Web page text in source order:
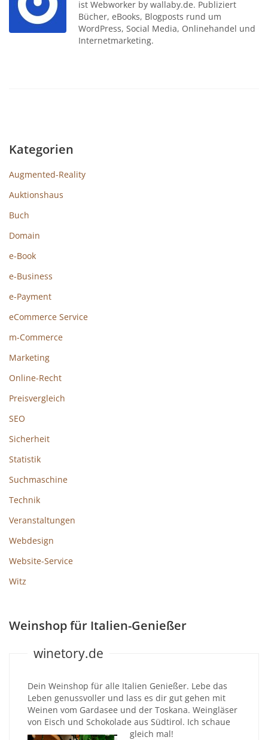
ist Webworker by wallaby.de. Publiziert
Bücher, eBooks, Blogposts rund um
WordPress, Social Media, Onlinehandel und
Internetmarketing.
Kategorien
Augmented-Reality
Auktionshaus
Buch
Domain
e-Book
e-Business
e-Payment
eCommerce Service
m-Commerce
Marketing
Online-Recht
Preisvergleich
SEO
Sicherheit
Statistik
Suchmaschine
Technik
Veranstaltungen
Webdesign
Website-Service
Witz
Weinshop für Italien-Genießer
winetory.de
Dein Weinshop für alle Italien Genießer. Lebe das
Leben genussvoller und lass es dir gut gehen mit
Weinen vom Gardasee und der Toskana. Weingläser
von Eisch und Schokolade aus Südtirol. Ich schaue
gleich mal!